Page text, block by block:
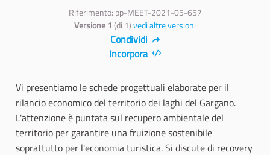
Riferimento: pp-MEET-2021-05-657
Versione 1 (di 1)vedi altre versioni
Condividi
Incorpora
Vi presentiamo le schede progettuali elaborate per il
rilancio economico del territorio dei laghi del Gargano.
L'attenzione è puntata sul recupero ambientale del
territorio per garantire una fruizione sostenibile
soprattutto per l'economia turistica. Si discute di recovery